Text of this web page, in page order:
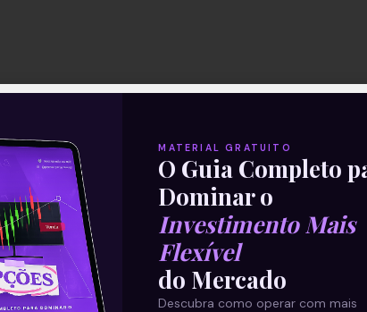
MATERIAL GRATUITO
O Guia Completo
Dominar o
Investimento Mais
Flexível
do Mercado
Descubra como operar com mais